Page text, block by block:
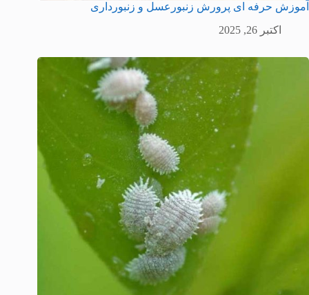
آموزش حرفه ای پرورش زنبورعسل و زنبورداری
اکتبر 26, 2025